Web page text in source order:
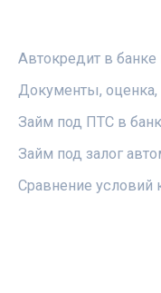
Автокредит в банке
Документы, оценка,
Займ под ПТС в
Займ под залог
Сравнение условий